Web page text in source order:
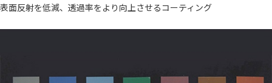
表面反射を低減、透過率をより向上させるコーティング